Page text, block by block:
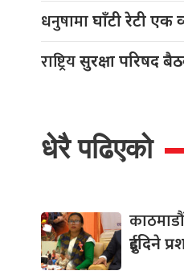
धनुषामाघाँटी रेटी एक
राष्ट्रियसुरक्षा परिषद
धेरै पढिएको
दुईदिने